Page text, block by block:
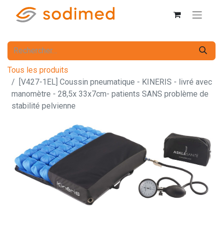
Tous les produits
[V427-1EL] Coussin pneumatique - KINERIS - livré avec
manomètre - 28,5x 33x7cm- patients SANS problème de
stabilité pelvienne